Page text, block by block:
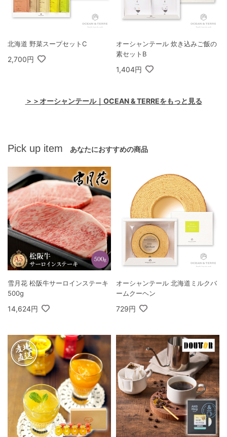
北海道 野菜スープセットC
2,700円
オーシャンテール 炊き込みご飯の
素セットB
1,404円
＞＞オーシャンテール｜OCEAN & TERREをもっと見る
Pick up item あなたにおすすめの商品
雪月花 松阪牛サーロインステーキ
500g
14,624円
オーシャンテール 北海道ミルクバ
ームクーヘン
729円